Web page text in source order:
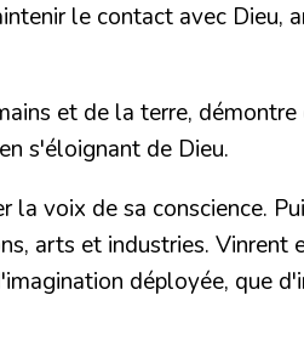
le contact avec
et de la terre,
s'éloignant de Dieu.
voix de sa conscience.
arts et industries.
déployée, que